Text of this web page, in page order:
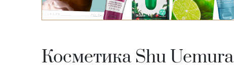
Косметика Shu Uemura